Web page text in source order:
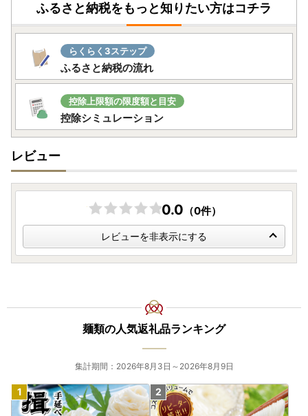
令和8年7月28日に発生した熊本県熊本地方を震源とする地
震により、お亡くなりになった方々に謹んでお悔やみ申し上
げます。
また、皆さまの安全と、被災地域の一日も早い復旧・復興を
お祈り申し上げます。
現在、地震の影響により、熊本県を発着するお荷物の集荷・
配送停止や九州地方を中心とした配送遅延が発生しておりま
お届けまで通常よりお時間をいただく場合がございますの
で、何卒ご理解賜りますようお願い申し上げます。
ふるさと納税をもっと知りたい方はコチラ
らくらく3ステップ
ふるさと納税の流れ
控除上限額の限度額と目安
控除シミュレーション
レビュー
0.0 （0件）
レビューを非表示にする
麺類の人気返礼品ランキング
集計期間：2026年8月3日～2026年8月9日